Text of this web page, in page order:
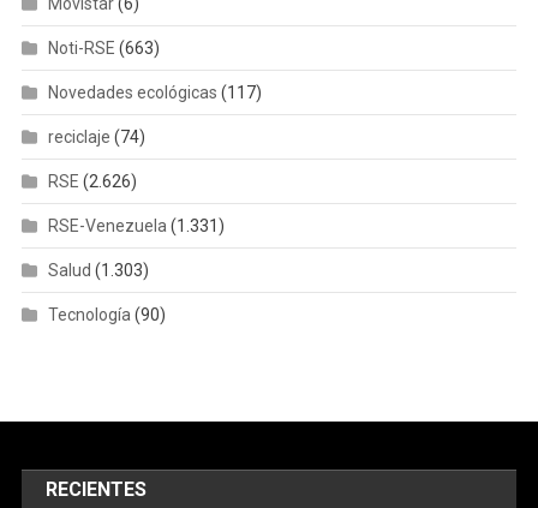
Noti-RSE (663)
Novedades ecológicas (117)
reciclaje (74)
RSE (2.626)
RSE-Venezuela (1.331)
Salud (1.303)
Tecnología (90)
RECIENTES